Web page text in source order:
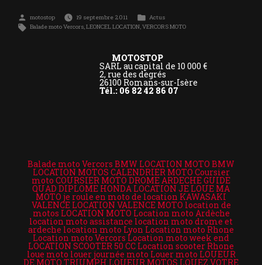
Publié
par
motostop 19 septembre 2011
Publié
dans
Actus
Étiquettes :
Balade moto Vercors,LEONCEL LOCATION,VERCORS MOTO
MOTOSTOP
SARL au capital de 10 000 €
2, rue des degrés
26100 Romans-sur-Isère
Tél.: 06 82 42 86 07
Balade moto Vercors BMW LOCATION MOTO BMW
LOCATION MOTOS CALENDRIER MOTO Coursier
moto COURSIER MOTO DROME ARDECHEGUIDE
QUAD DIPLOME HONDA LOCATION JE LOUE MA
MOTO je roule en moto de location KAWASAKI
VALENCE LOCATION VALENCE MOTO location de
motos LOCATION MOTO Location moto Ardèche
location moto assistance location moto drome et
ardeche location moto Lyon Location moto Rhone
Location moto Vercors Location moto week end
LOCATION SCOOTER 50 CC Location scooter Rhone
loue moto louer journée moto Louer moto LOUEUR
DE MOTO TRIUMPH LOUEUR MOTOS LOUEZ VOTRE